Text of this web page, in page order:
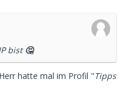
bist🤔
hatte mal im Profil "Tipps